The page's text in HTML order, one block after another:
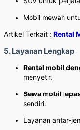
Mobil mewah
Artikel Terkait : Rental
5. Layanan Lengkap
Rental mobil
menyetir.
Sewa mobil
sendiri.
Layanan antar-